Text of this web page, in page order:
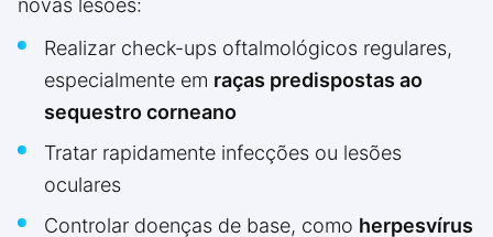
novas lesões:
Realizar check-ups oftalmológicos regulares,
especialmente em raças predispostas ao
sequestro corneano
Tratar rapidamente infecções ou lesões
oculares
Controlar doenças de base, como herpesvírus